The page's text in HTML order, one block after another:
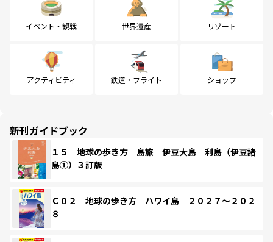
イベント・観戦 世界遺産 リゾート
アクティビティ 鉄道・フライト ショップ
新刊ガイドブック
１５ 地球の歩き方 島旅 伊豆大島 利島（伊豆諸
島①）３訂版
Ｃ０２ 地球の歩き方 ハワイ島 ２０２７～２０２
８